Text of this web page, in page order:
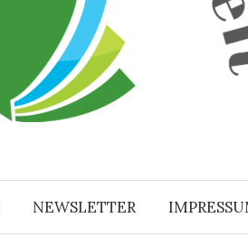
NEWSLETTER